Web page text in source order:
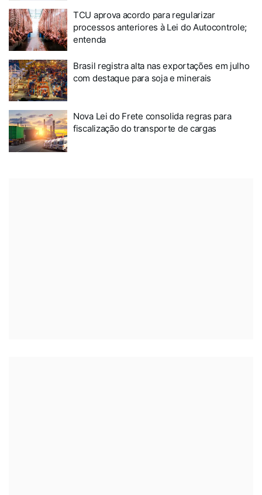
TCU aprova acordo para regularizar
processos anteriores à Lei do Autocontrole;
entenda
Brasil registra alta nas exportações em julho
com destaque para soja e minerais
Nova Lei do Frete consolida regras para
fiscalização do transporte de cargas